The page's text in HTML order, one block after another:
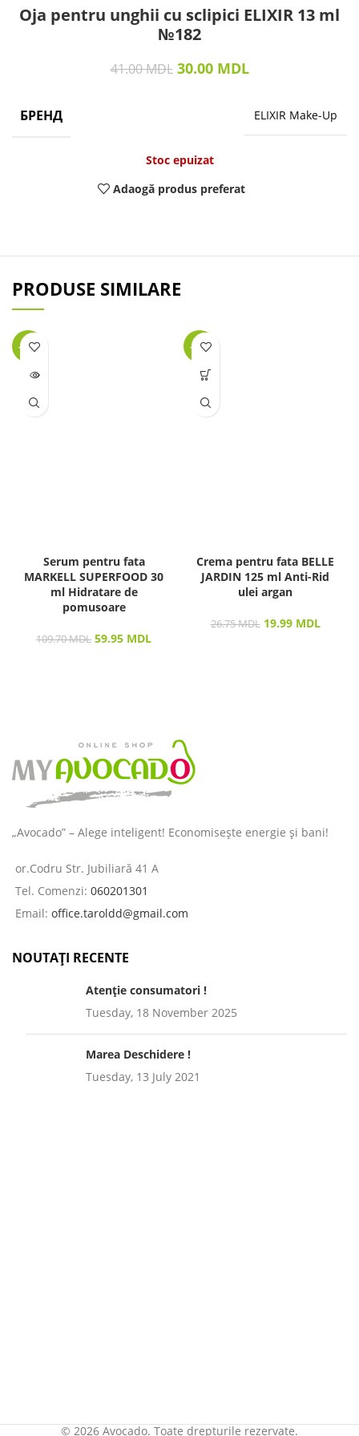
Oja pentru unghii cu sclipici ELIXIR 13 ml
№182
41.00MDL 30.00 MDL
БРЕНД ELIXIR Make-Up
Stoc epuizat
Adaogă produs preferat
PRODUSE SIMILARE
-45%
LIPSĂ
Serum pentru fata
MARKELL SUPERFOOD 30
ml Hidratare de
pomusoare
109.70MDL 59.95 MDL
-25%
Crema pentru fata BELLE
JARDIN 125 ml Anti-Rid
ulei argan
26.75MDL 19.99 MDL
„Avocado” – Alege inteligent! Economisește energie și bani!
or.Codru Str. Jubiliară 41 A
Tel. Comenzi: 060201301
Email: office.taroldd@gmail.com
NOUTAȚI RECENTE
Atenție consumatori !
Tuesday, 18 November 2025
Marea Deschidere !
Tuesday, 13 July 2021
© 2026 Avocado. Toate drepturile rezervate.